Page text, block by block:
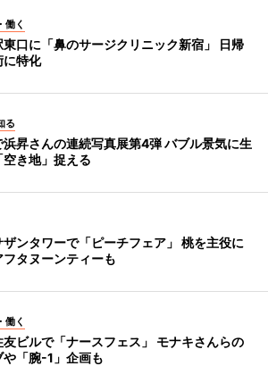
働く
東口に「鼻のサージクリニック新宿」 日帰
に特化
る
浜昇さんの連続写真展第4弾 バブル景気に生
空き地」捉える
ザンタワーで「ピーチフェア」 桃を主役に
フタヌーンティーも
働く
友ビルで「ナースフェス」 モナキさんらの
や「腕-1」企画も